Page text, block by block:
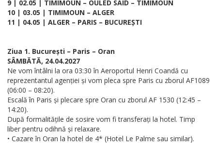
9 | 02.05 | TIMIMOUN – OULED SAID – TIMIMOUN
10 | 03.05 | TIMIMOUN – ALGER
11 | 04.05 | ALGER – PARIS – BUCUREȘTI
Ziua 1. București – Paris – Oran
SÂMBĂTĂ, 24.04.2027
Ne vom întâlni la ora 03:30 în Aeroportul Henri Coandă cu
reprezentantul agenției și vom pleca spre Paris cu zborul AF1089
(06:00 – 08:20).
Escală în Paris și plecare spre Oran cu zborul AF 1530 (12:45 –
14:20).
După formalitățile de sosire vom fi transferați la hotel. Timp
liber pentru odihnă și relaxare.
• Cazare în Oran la hotel de 4* (Hotel Le Palme sau similar).